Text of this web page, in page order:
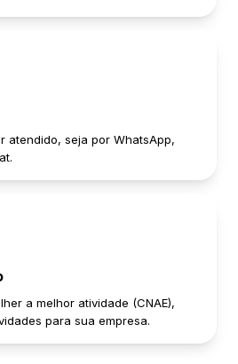
atendido, seja por WhatsApp,
a melhor atividade (CNAE),
para sua empresa.